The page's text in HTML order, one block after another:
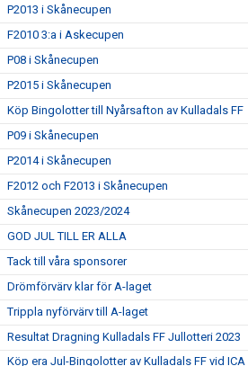
P2013 i Skånecupen
F2010 3:a i Askecupen
P08 i Skånecupen
P2015 i Skånecupen
Köp Bingolotter till Nyårsafton av Kulladals FF
P09 i Skånecupen
P2014 i Skånecupen
F2012 och F2013 i Skånecupen
Skånecupen 2023/2024
GOD JUL TILL ER ALLA
Tack till våra sponsorer
Drömförvärv klar för A-laget
Trippla nyförvärv till A-laget
Resultat Dragning Kulladals FF Jullotteri 2023
Köp era Jul-Bingolotter av Kulladals FF vid ICA